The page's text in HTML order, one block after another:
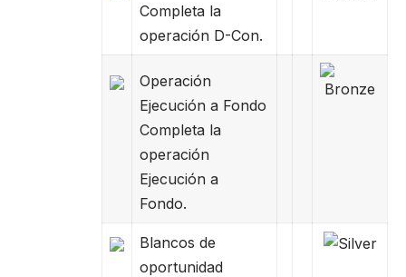
Completa la
operación D-Con.
Operación
Ejecución a Fondo
Completa la
operación
Ejecución a
Fondo.
Blancos de
oportunidad